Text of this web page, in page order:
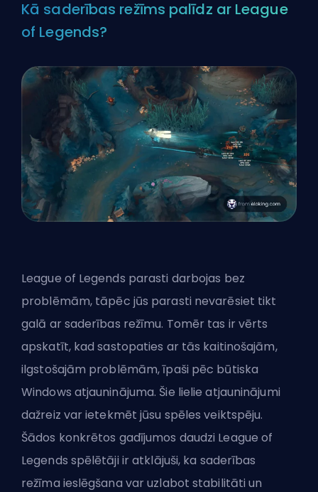
Kā saderības režīms palīdz ar League
of Legends?
League of Legends parasti darbojas bez
problēmām, tāpēc jūs parasti nevarēsiet tikt
galā ar saderības režīmu. Tomēr tas ir vērts
apskatīt, kad sastopaties ar tās kaitinošajām,
ilgstošajām problēmām, īpaši pēc būtiska
Windows atjauninājuma. Šie lielie atjauninājumi
dažreiz var ietekmēt jūsu spēles veiktspēju.
Šādos konkrētos gadījumos daudzi League of
Legends spēlētāji ir atklājuši, ka saderības
režīma ieslēgšana var uzlabot stabilitāti un